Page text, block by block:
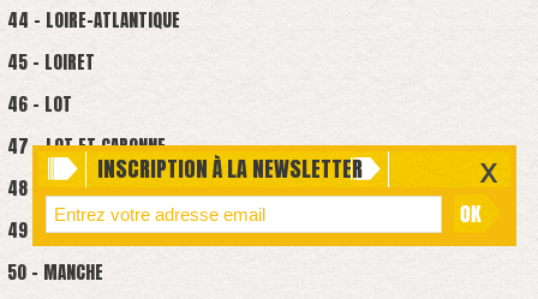
44 - LOIRE-ATLANTIQUE
45 - LOIRET
46 - LOT
47 - LOT ET GARONNE
48 - LOZÈRE
49 - MAINE ET LOIRE
50 - MANCHE
INSCRIPTION À LA NEWSLETTER